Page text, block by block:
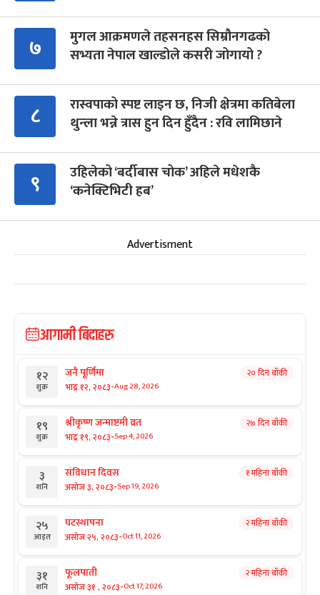
७
मुगल आक्रमणले तहसनहस सिम्रौनगढको
सभ्यता नेपाल खाल्डोले कसरी जोगायो ?
८
रास्वपाको स्पष्ट लाइन छ, निजी क्षेत्रमा कतिबेला
थुन्ला भन्ने त्रास हुन दिन हुँदैन : रवि लामिछाने
९
उहिलेको ‘बर्दीबास चोक’ अहिले मधेशकै
‘कनेक्टिभिटी हब’
Advertisment
आगामी बिदाहरु
१२
शुक्र
जनै पूर्णिमा
भाद्र १२, २०८३-Aug 28, 2026
२० दिन बाँकी
१९
शुक्र
श्रीकृष्ण जन्माष्टमी व्रत
भाद्र १९, २०८३-Sep 4, 2026
२७ दिन बाँकी
३
शनि
संविधान दिवस
असोज ३, २०८३-Sep 19, 2026
१ महिना बाँकी
२५
आइत
घटस्थापना
असोज २५, २०८३-Oct 11, 2026
२ महिना बाँकी
३१
शनि
फूलपाती
असोज ३१ , २०८३-Oct 17, 2026
२ महिना बाँकी